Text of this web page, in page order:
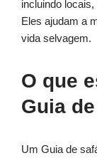
incluindo
Eles ajudam a
vida selvagem.
O que
Guia
Um Guia de